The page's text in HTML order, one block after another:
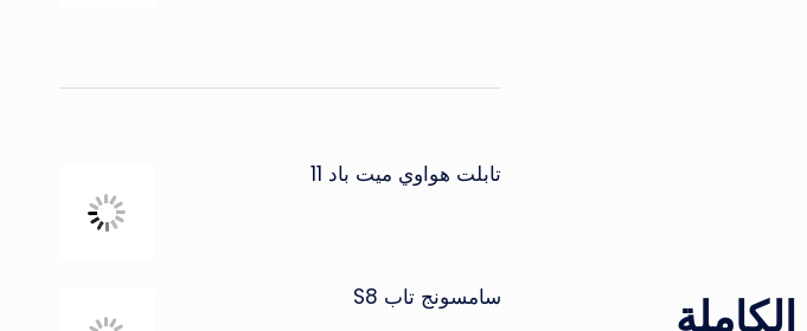
تابلت هواوي ميت باد 11
سامسونج تاب S8